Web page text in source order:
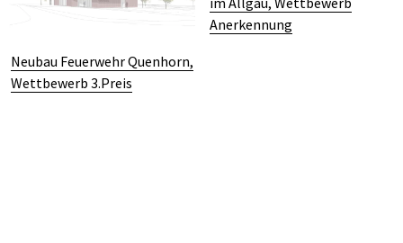
Anerkennung
Neubau Feuerwehr Quenhorn,
Wettbewerb 3.Preis